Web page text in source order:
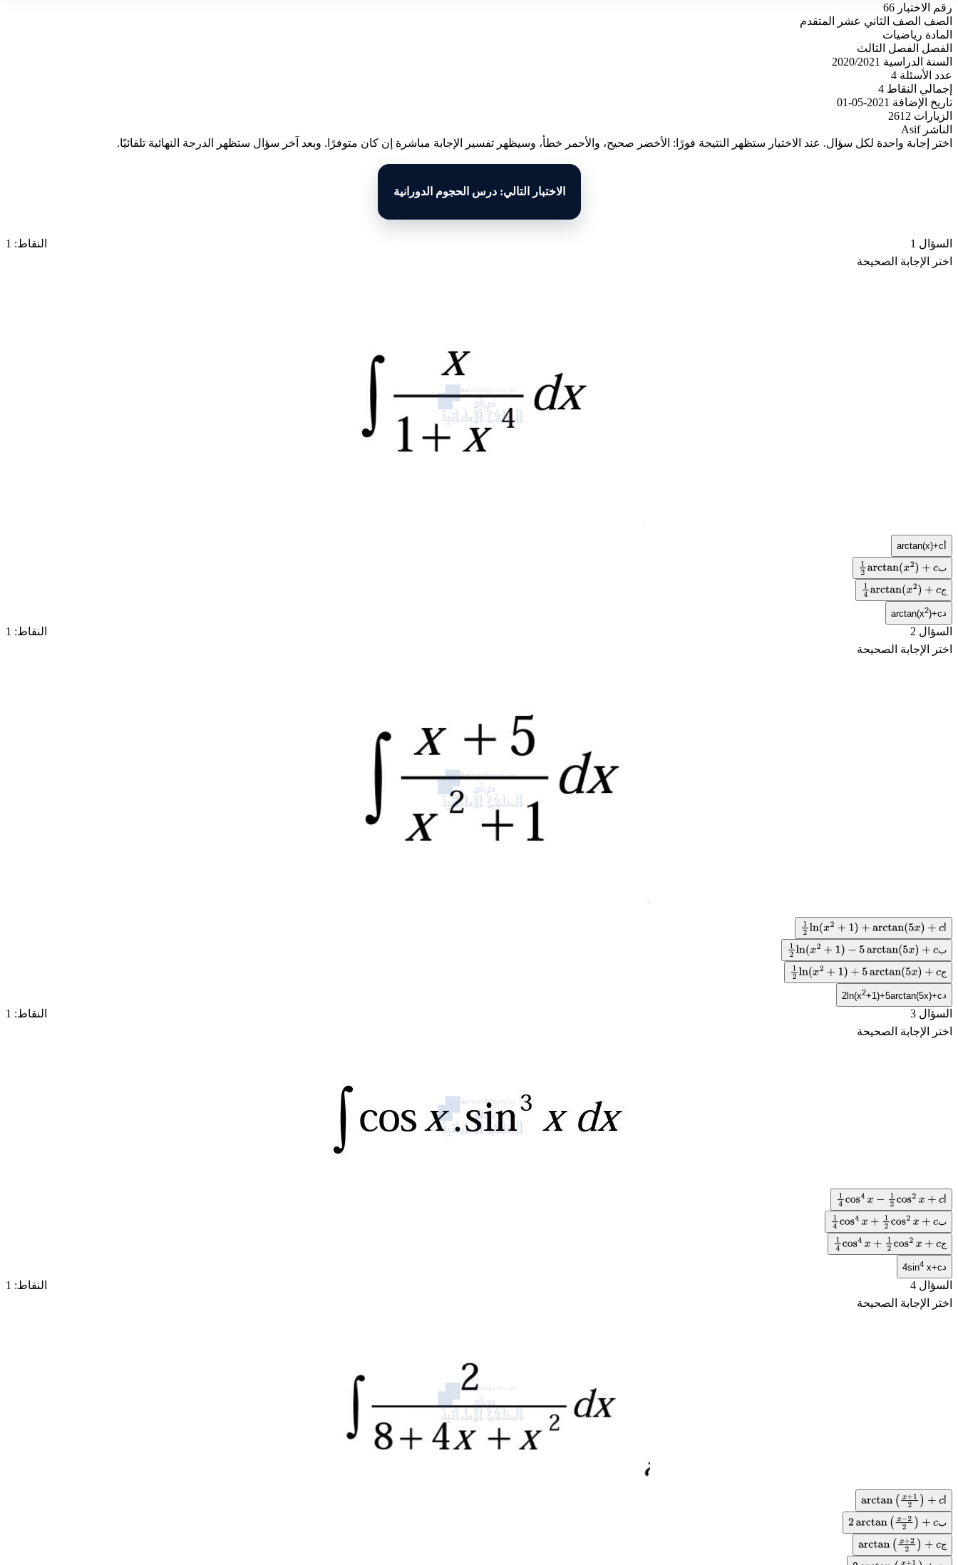
رقم الاختبار 66
الصف الصف الثاني عشر المتقدم
المادة رياضيات
الفصل الفصل الثالث
السنة الدراسية 2020/2021
عدد الأسئلة 4
إجمالي النقاط 4
تاريخ الإضافة 2021-05-01
الزيارات 2612
الناشر Asif
اختر إجابة واحدة لكل سؤال. عند الاختيار ستظهر النتيجة فورًا: الأخضر صحيح، والأحمر خطأ، وسيظهر تفسير الإجابة مباشرة إن كان متوفرًا. وبعد آخر سؤال ستظهر الدرجة النهائية تلقائيًا.
الاختبار التالي: درس الحجوم الدورانية
السؤال 1
النقاط: 1
اختر الإجابة الصحيحة
أarctan(x)+c
ب 12arctan(x2) +c
ج
14arctan(x2) +c
د
arctan(x2)+c
السؤال 2
النقاط: 1
اختر الإجابة الصحيحة
أ 12ln(x2 ) arctan(5x)+c
ب
12ln(x2 ) 5arctan (5x)+c
ج
12ln(x2 ) 5arctan (5x)+c
د
2ln(x2+1)+5arctan(5x)+c
السؤال 3
النقاط: 1
اختر الإجابة الصحيحة
أ 14cos x− cos2x+
c
ب
14cos x+ 1 cos2x+
c
ج
14cos x+ 1 cos2x+
c
د
4sin4 x+c
السؤال 4
النقاط: 1
اختر الإجابة الصحيحة
أ arctan(x + 12)+ c
ب
2arctan(x−22)+c
ج
arctan(x + 22)+ c